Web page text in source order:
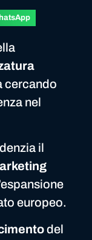
cercando
nel
il
europeo.
del